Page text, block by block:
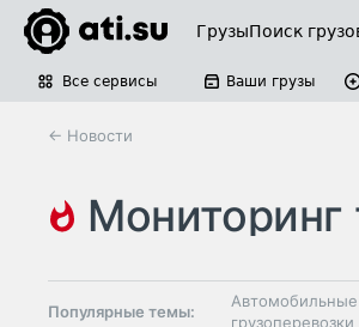
ГрузыПоиск
Все сервисы Ваши грузы
← Новости
телематика
Популярные темы:
Автомобильные
грузоперевозки